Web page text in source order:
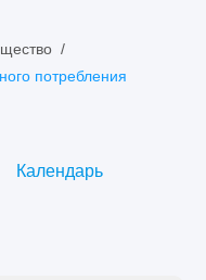
/
потребления
Календарь